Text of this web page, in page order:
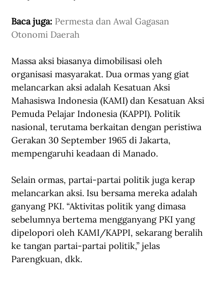
Baca juga: Permesta dan Awal Gagasan
Otonomi Daerah
Massa aksi biasanya dimobilisasi oleh
organisasi masyarakat. Dua ormas yang giat
melancarkan aksi adalah Kesatuan Aksi
Mahasiswa Indonesia (KAMI) dan Kesatuan Aksi
Pemuda Pelajar Indonesia (KAPPI). Politik
nasional, terutama berkaitan dengan peristiwa
Gerakan 30 September 1965 di Jakarta,
mempengaruhi keadaan di Manado.
Selain ormas, partai-partai politik juga kerap
melancarkan aksi. Isu bersama mereka adalah
ganyang PKI. “Aktivitas politik yang dimasa
sebelumnya bertema mengganyang PKI yang
dipelopori oleh KAMI/KAPPI, sekarang beralih
ke tangan partai-partai politik,” jelas
Parengkuan, dkk.